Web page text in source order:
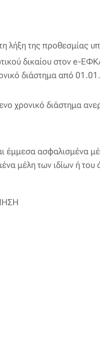
λήξη της προθεσμίας
δικαίου στον e-
διάστημα από
διάστημα
έμμεσα ασφαλισμένα
μέλη των ιδίων ή του